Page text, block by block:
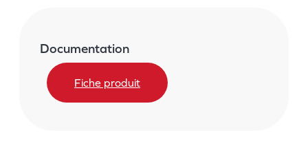
Documentation
Fiche produit